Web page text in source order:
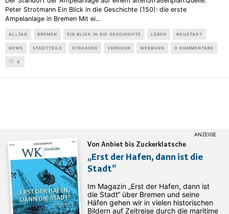
Peter Strotmann Ein Blick in die Geschichte (150): die erste
Ampelanlage in Bremen Mit ei...
ALLTAG BREMEN EIN BLICK IN DIE GESCHICHTE LEBEN NEUSTADT
NEWS STADTTEILE STRASSEN VERKEHR WERBUNG 0 KOMMENTARE
0
Von Anbiet bis Zuckerklatsche
„Erst der Hafen, dann ist die
Stadt“
Im Magazin „Erst der Hafen, dann ist
die Stadt“ über Bremen und seine
Häfen gehen wir in vielen historischen
Bildern auf Zeitreise durch die maritime